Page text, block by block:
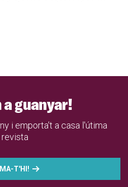
guanyar!
i emporta't a casa l'útima
revista
T'HI!